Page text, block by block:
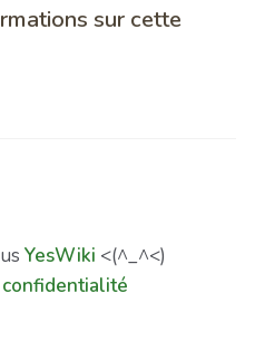
sur cette
YesWiki <(^_^<)